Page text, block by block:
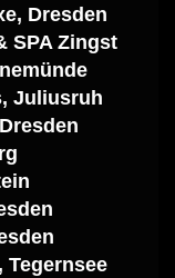
Dresden
SPA Zingst
Juliusruh
Tegernsee